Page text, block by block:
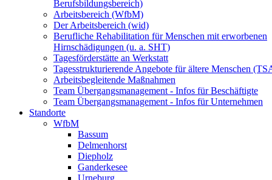
Berufsbildungsbereich)
Arbeitsbereich (WfbM)
Der Arbeitsbereich (wid)
Berufliche Rehabilitation für Menschen mit erworbenen
Hirnschädigungen (u. a. SHT)
Tagesförderstätte an Werkstatt
Tagesstrukturierende Angebote für ältere Menschen
Arbeitsbegleitende Maßnahmen
Team Übergangsmanagement - Infos für Beschäftigte
Team Übergangsmanagement - Infos für Unternehmen
Standorte
WfbM
Bassum
Delmenhorst
Diepholz
Ganderkesee
Urneburg